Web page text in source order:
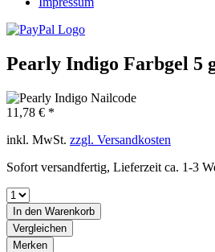
Pearly Indigo Farbgel 5
11,78 € *
inkl. MwSt. zzgl. Versandkosten
Sofort versandfertig, Lieferzeit ca. 1-3
In den Warenkorb
Vergleichen
Merken